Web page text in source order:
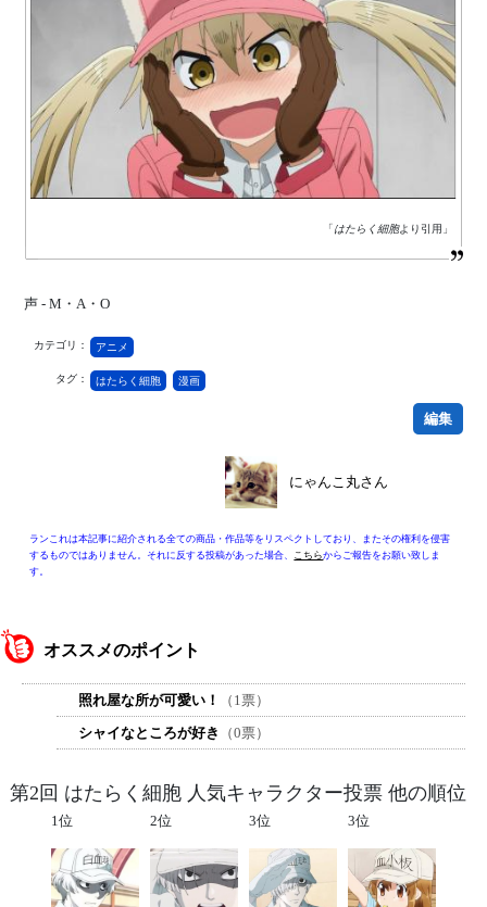
「はたらく細胞より引用」
声 - M・A・O
カテゴリ： アニメ
タグ： はたらく細胞 漫画
編集
にゃんこ丸さん
ランこれは本記事に紹介される全ての商品・作品等をリスペクトしており、またその権利を侵害
するものではありません。それに反する投稿があった場合、
こちらからご報告をお願い致しま
す。
オススメのポイント
照れ屋な所が可愛い！
（1票）
シャイなところが好き
（0票）
第2回 はたらく細胞 人気キャラクター投票 他の順位
1位 2位 3位 3位